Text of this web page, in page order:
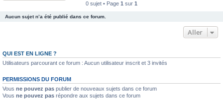
0 sujet • Page 1 sur 1
Aucun sujet n’a été publié dans ce forum.
Aller
QUI EST EN LIGNE ?
Utilisateurs parcourant ce forum : Aucun utilisateur inscrit et 3 invités
PERMISSIONS DU FORUM
Vous ne pouvez pas publier de nouveaux sujets dans ce forum
Vous ne pouvez pas répondre aux sujets dans ce forum